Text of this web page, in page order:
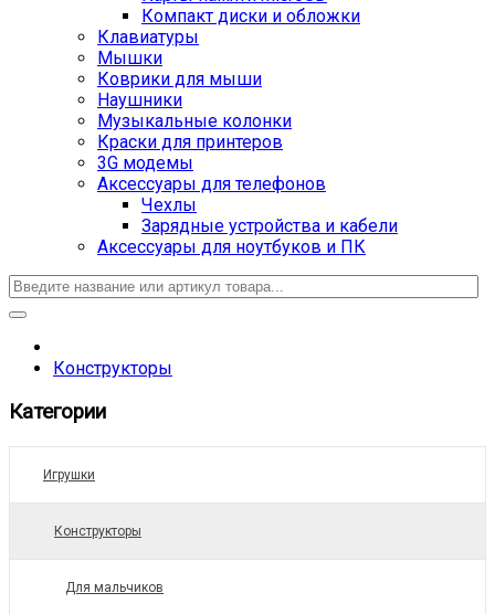
Компакт диски и обложки
Клавиатуры
Мышки
Коврики для мыши
Наушники
Музыкальные колонки
Краски для принтеров
3G модемы
Аксессуары для телефонов
Чехлы
Зарядные устройства и кабели
Аксессуары для ноутбуков и ПК
Конструкторы
Категории
Игрушки
Конструкторы
Для мальчиков